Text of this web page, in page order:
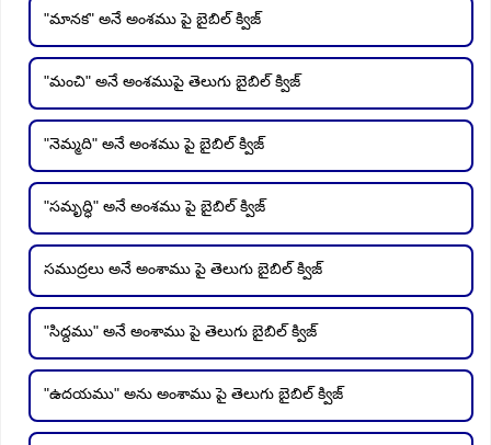
"మానక" అనే అంశము పై బైబిల్ క్విజ్
"మంచి" అనే అంశముపై తెలుగు బైబిల్ క్విజ్
"నెమ్మది" అనే అంశము పై బైబిల్ క్విజ్
"సమృద్ధి" అనే అంశము పై బైబిల్ క్విజ్
సముద్రలు అనే అంశాము పై తెలుగు బైబిల్ క్విజ్
"సిద్దము" అనే అంశాము పై తెలుగు బైబిల్ క్విజ్
"ఉదయము" అను అంశాము పై తెలుగు బైబిల్ క్విజ్